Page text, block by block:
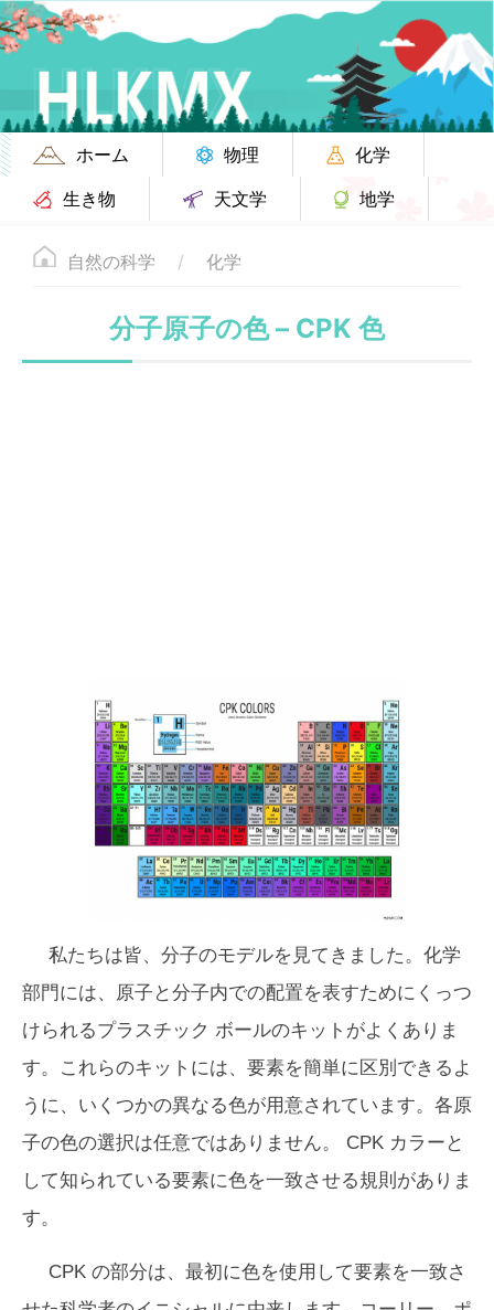
ホーム 物理
化学
生き物
天文学 地学
自然の科学 化学
分子原子の色 – CPK 色
私たちは皆、分子のモデルを見てきました。化学
部門には、原子と分子内での配置を表すためにくっつ
けられるプラスチック ボールのキットがよくありま
す。これらのキットには、要素を簡単に区別できるよ
うに、いくつかの異なる色が用意されています。各原
子の色の選択は任意ではありません。 CPK カラーと
して知られている要素に色を一致させる規則がありま
す。
CPK の部分は、最初に色を使用して要素を一致さ